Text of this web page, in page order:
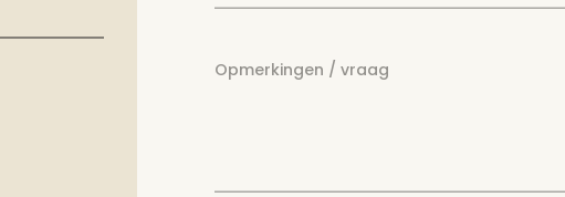
Opmerkingen / vraag